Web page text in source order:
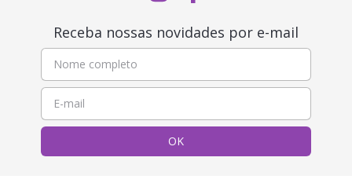
Receba nossas novidades por e-mail